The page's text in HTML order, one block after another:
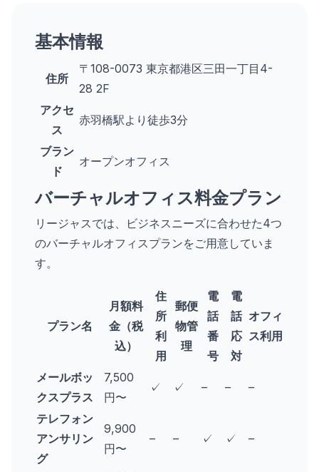
基本情報
住所
〒108-0073 東京都港区三田一丁目4-
28 2F
アクセ
ス
赤羽橋駅より徒歩3分
ブラン
ド
オープンオフィス
バーチャルオフィス料金プラン
リージャスでは、ビジネスニーズに合わせた4つ
のバーチャルオフィスプランをご用意していま
す。
プラン名
月額料
金（税
込）
住
所
利
用
郵便
物管
理
電
話
番
号
電
話
応
対
オフィ
ス利用
メールボッ
クスプラス
7,500
円〜
✓ ✓ – – –
テレフォン
アンサリン
グ
9,900
円〜
– – ✓ ✓ –